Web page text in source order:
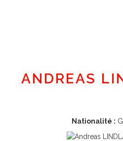
ANDREAS
Nationalité :